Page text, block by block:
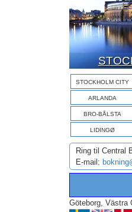
STOCKHOLM CITY
ARLANDA
BRO-BÅLSTA
LIDINGØ
Ring til Central
E-mail:
Göteborg, Västra